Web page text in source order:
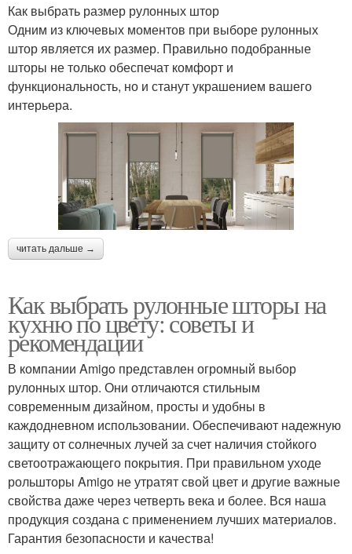
Как выбрать размер рулонных штор
Одним из ключевых моментов при выборе рулонных
штор является их размер. Правильно подобранные
шторы не только обеспечат комфорт и
функциональность, но и станут украшением вашего
интерьера.
читать дальше →
Как выбрать рулонные шторы на
кухню по цвету: советы и
рекомендации
В компании Amigo представлен огромный выбор
рулонных штор. Они отличаются стильным
современным дизайном, просты и удобны в
каждодневном использовании. Обеспечивают надежную
защиту от солнечных лучей за счет наличия стойкого
светоотражающего покрытия. При правильном уходе
рольшторы Amigo не утратят свой цвет и другие важные
свойства даже через четверть века и более. Вся наша
продукция создана с применением лучших материалов.
Гарантия безопасности и качества!